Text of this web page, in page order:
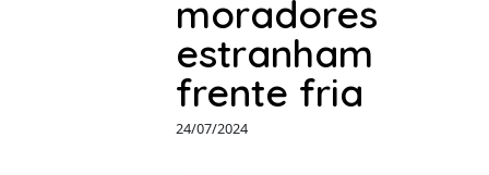
moradores
estranham
frente fria
24/07/2024